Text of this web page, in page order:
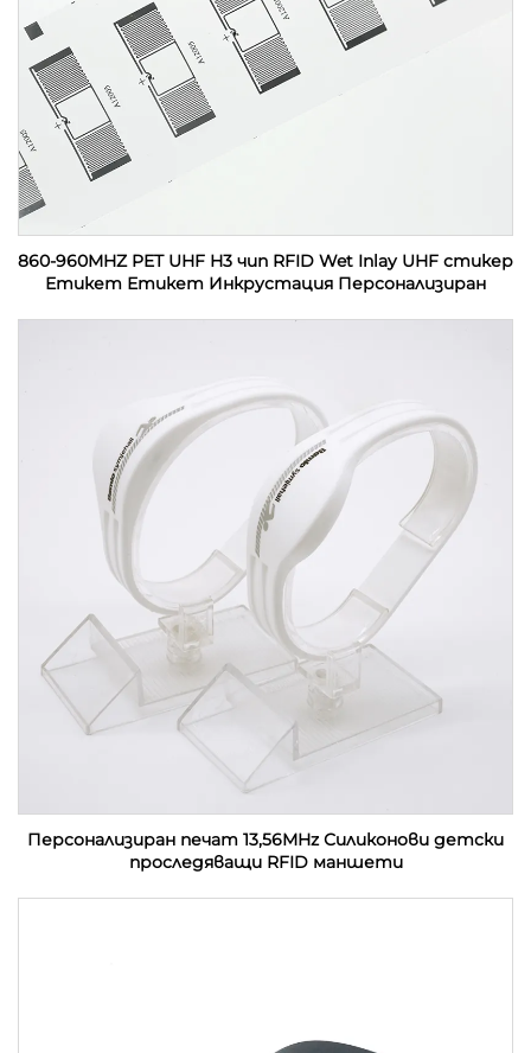
860-960MHZ PET UHF H3 чип RFID Wet Inlay UHF стикер
Етикет Етикет Инкрустация Персонализиран
Персонализиран печат 13,56MHz Силиконови детски
проследяващи RFID маншети